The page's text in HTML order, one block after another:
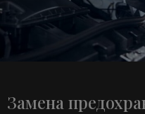
Замена